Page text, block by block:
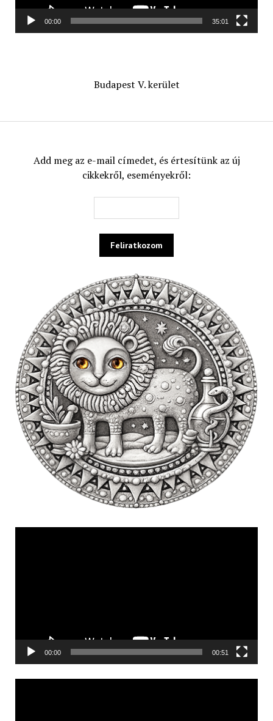
00:00 35:01
Budapest V. kerület
Add meg az e-mail címedet, és értesítünk az új
cikkekről, eseményekről:
00:00 00:51